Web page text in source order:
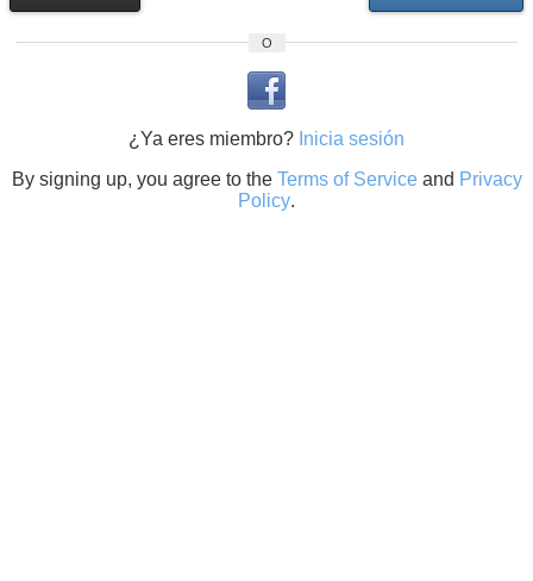
O
¿Ya eres miembro? Inicia sesión
By signing up, you agree to the Terms of Serviceand Privacy
Policy.